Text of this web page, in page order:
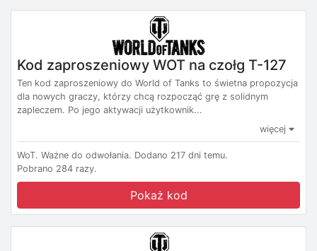
Kod zaproszeniowy WOT na czołg T-127
Ten kod zaproszeniowy do World of Tanks to świetna propozycja
dla nowych graczy, którzy chcą rozpocząć grę z solidnym
zapleczem. Po jego aktywacji użytkownik...
więcej
WoT. Ważne do odwołania. Dodano 217 dni temu.
Pobrano 284 razy.
Pokaż kod